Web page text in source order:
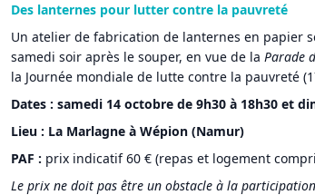
Des lanternes pour lutter contre la pauvreté
Un atelier de fabrication de lanternes en papier
samedi soir après le souper, en vue de la Parade
la Journée mondiale de lutte contre la pauvreté
Dates : samedi 14 octobre de 9h30 à 18h30 et
Lieu : La Marlagne à Wépion (Namur)
PAF : prix indicatif 60 € (repas et logement
Le prix ne doit pas être un obstacle à la